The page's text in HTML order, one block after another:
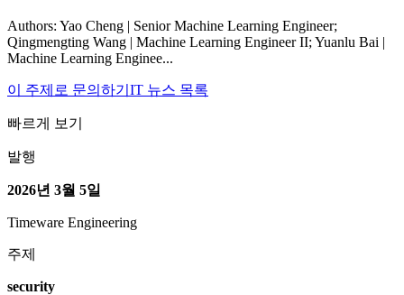
Authors: Yao Cheng | Senior Machine Learning Engineer;
Qingmengting Wang | Machine Learning Engineer II; Yuanlu Bai |
Machine Learning Enginee...
이 주제로 문의하기 IT 뉴스 목록
빠르게 보기
발행
2026년 3월 5일
Timeware Engineering
주제
security